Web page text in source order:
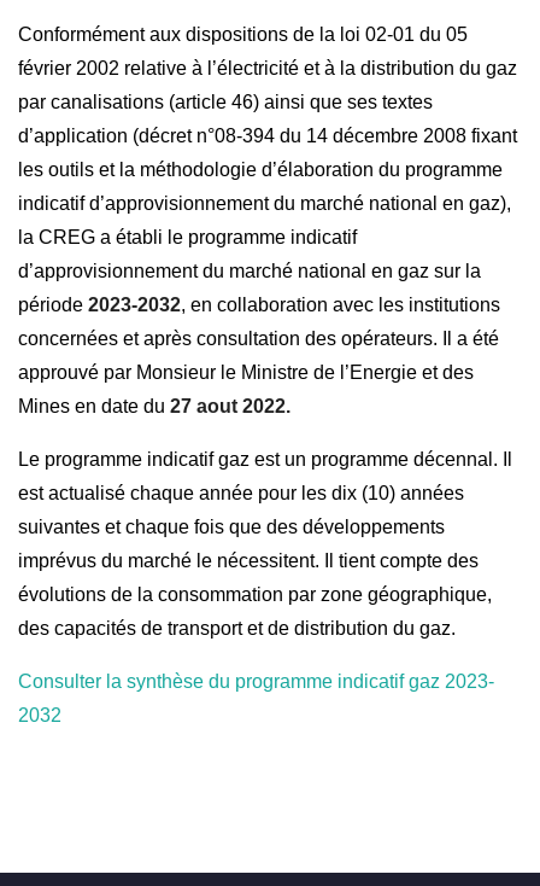
Conformément aux dispositions de la loi 02-01 du 05
février 2002 relative à l’électricité et à la distribution du gaz
par canalisations (article 46) ainsi que ses textes
d’application (décret n°08-394 du 14 décembre 2008 fixant
les outils et la méthodologie d’élaboration du programme
indicatif d’approvisionnement du marché national en gaz),
la CREG a établi le programme indicatif
d’approvisionnement du marché national en gaz sur la
période 2023-2032, en collaboration avec les institutions
concernées et après consultation des opérateurs. Il a été
approuvé par Monsieur le Ministre de l’Energie et des
Mines en date du 27 aout 2022.
Le programme indicatif gaz est un programme décennal. Il
est actualisé chaque année pour les dix (10) années
suivantes et chaque fois que des développements
imprévus du marché le nécessitent. Il tient compte des
évolutions de la consommation par zone géographique,
des capacités de transport et de distribution du gaz.
Consulter la synthèse du programme indicatif gaz 2023-
2032